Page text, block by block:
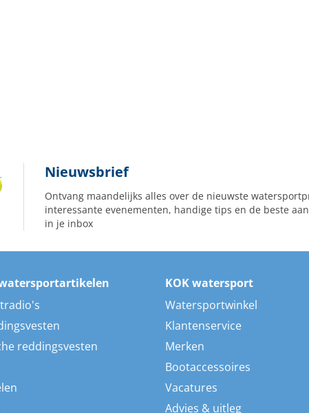
Nieuwsbrief
Ontvang maandelijks alles over de nieuwste
interessante evenementen, handige tips en de beste
in je inbox
reddingsvesten
KOK watersport
Watersportwinkel
Klantenservice
Merken
Bootaccessoires
Vacatures
Advies & uitleg